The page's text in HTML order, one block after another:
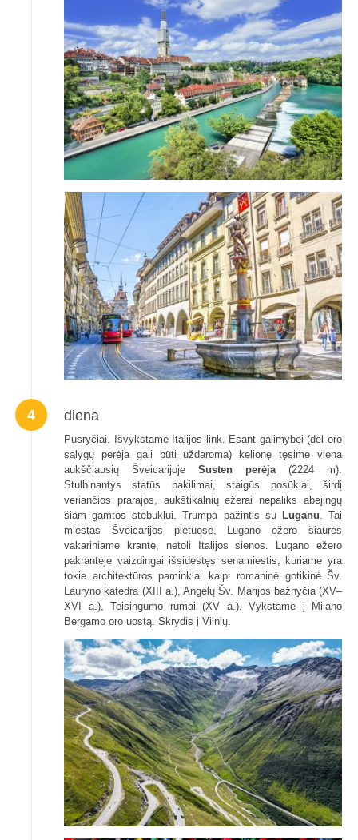
4 diena
Pusryčiai. Išvykstame Italijos link. Esant galimybei (dėl oro
sąlygų perėja gali būti uždaroma) kelionę tęsime viena
aukščiausių Šveicarijoje Susten perėja (2224 m).
Stulbinantys statūs pakilimai, staigūs posūkiai, širdį
veriančios prarajos, aukštikalnių ežerai nepaliks abejingų
šiam gamtos stebuklui. Trumpa pažintis su Luganu . Tai
miestas Šveicarijos pietuose, Lugano ežero šiaurės
vakariniame krante, netoli Italijos sienos. Lugano ežero
pakrantėje vaizdingai išsidėstęs senamiestis, kuriame yra
tokie architektūros paminklai kaip: romaninė gotikinė Šv.
Lauryno katedra (XIII a.), Angelų Šv. Marijos bažnyčia (XV–
XVI a.), Teisingumo rūmai (XV a.). Vykstame į Milano
Bergamo oro uostą. Skrydis į Vilnių.